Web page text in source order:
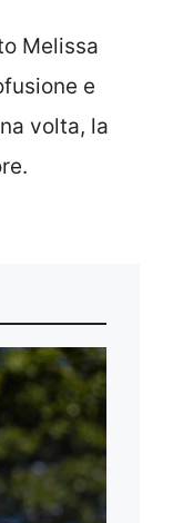
Melissa
e
volta, la